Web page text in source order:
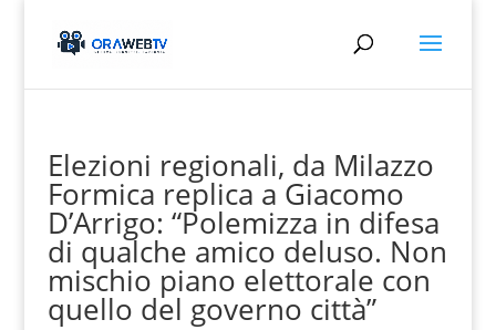
Elezioni regionali, da Milazzo
Formica replica a Giacomo
D’Arrigo: “Polemizza in difesa
di qualche amico deluso. Non
mischio piano elettorale con
quello del governo città”